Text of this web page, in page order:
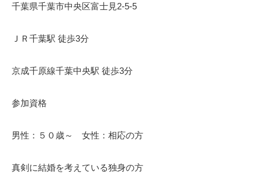
千葉県千葉市中央区富士見2-5-5
ＪＲ千葉駅 徒歩3分
京成千原線千葉中央駅 徒歩3分
参加資格
男性：５０歳～ 女性：相応の方
真剣に結婚を考えている独身の方